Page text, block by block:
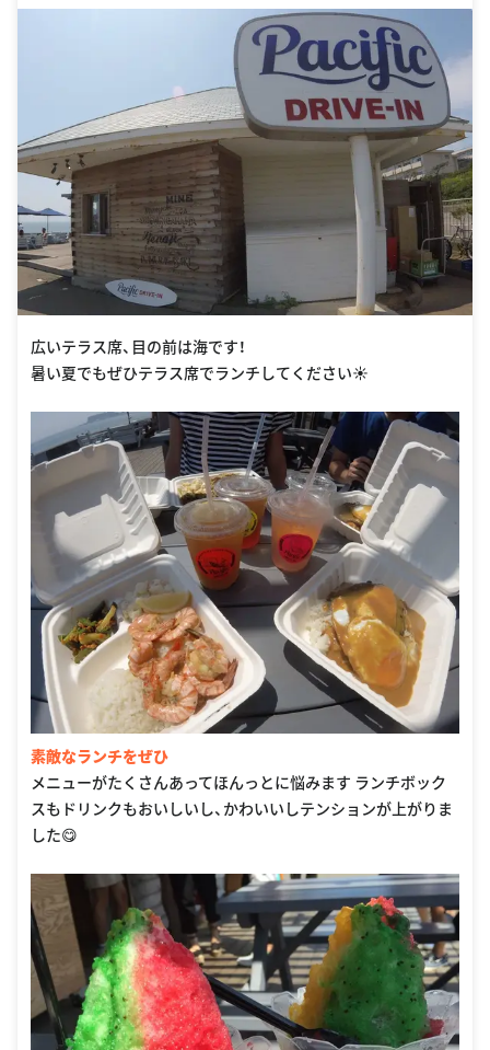
広いテラス席、目の前は海です！
暑い夏でもぜひテラス席でランチしてください☀️
素敵なランチをぜひ
メニューがたくさんあってほんっとに悩みます ランチボック
スもドリンクもおいしいし、かわいいしテンションが上がりま
した😋